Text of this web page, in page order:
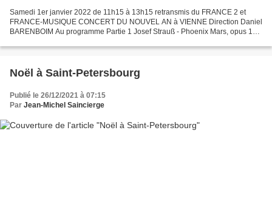
Samedi 1er janvier 2022 de 11h15 à 13h15 retransmis du FRANCE 2 et
FRANCE-MUSIQUE CONCERT DU NOUVEL AN à VIENNE Direction Daniel
BARENBOIM Au programme Partie 1 Josef Strauß - Phoenix Mars, opus 105
Noël à Saint-Petersbourg
Publié le 26/12/2021 à 07:15
Par Jean-Michel Saincierge